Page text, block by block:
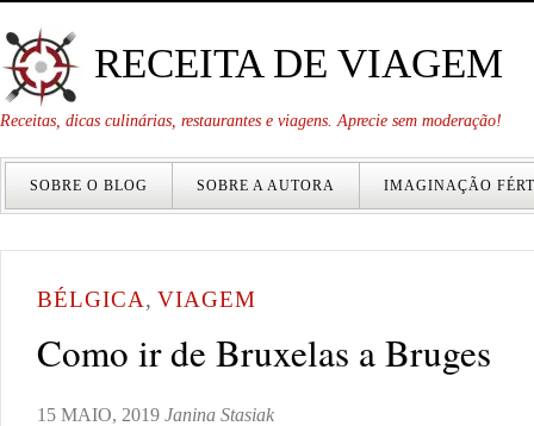
RECEITA DE VIAGEM
Receitas, dicas culinárias, restaurantes e viagens. Aprecie sem moderação!
SOBRE O BLOG SOBRE A AUTORA IMAGINAÇÃO
BÉLGICA, VIAGEM
Como ir de Bruxelas a Bruges
15 MAIO, 2019 Janina Stasiak